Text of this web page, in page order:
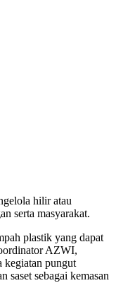
serta masyarakat.
plastik yang dapat
AZWI,
kegiatan pungut
saset sebagai kemasan